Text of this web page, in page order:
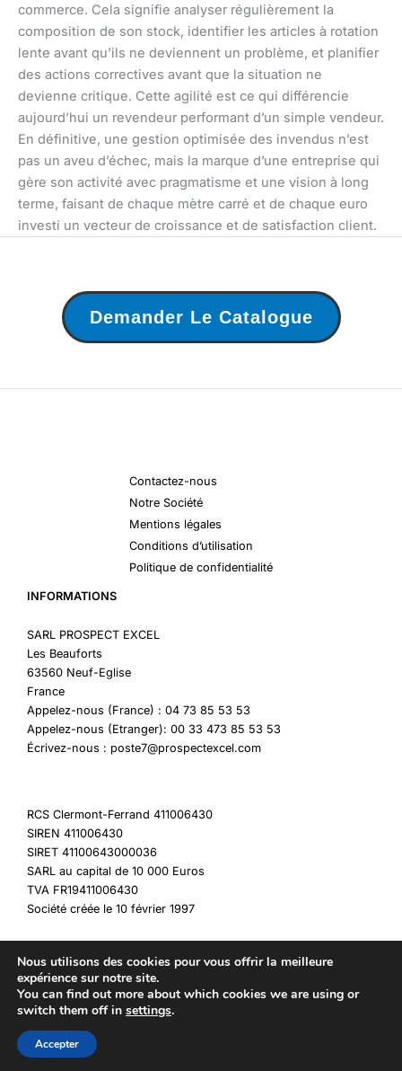
commerce. Cela signifie analyser régulièrement la
composition de son stock, identifier les articles à rotation
lente avant qu’ils ne deviennent un problème, et planifier
des actions correctives avant que la situation ne
devienne critique. Cette agilité est ce qui différencie
aujourd’hui un revendeur performant d’un simple vendeur.
En définitive, une gestion optimisée des invendus n’est
pas un aveu d’échec, mais la marque d’une entreprise qui
gère son activité avec pragmatisme et une vision à long
terme, faisant de chaque mètre carré et de chaque euro
investi un vecteur de croissance et de satisfaction client.
Demander Le Catalogue
Contactez-nous
Notre Société
Mentions légales
Conditions d’utilisation
Politique de confidentialité
INFORMATIONS
SARL PROSPECT EXCEL
Les Beauforts
63560 Neuf-Eglise
France
Appelez-nous (France) : 04 73 85 53 53
Appelez-nous (Etranger): 00 33 473 85 53 53
Écrivez-nous : poste7@prospectexcel.com
RCS Clermont-Ferrand 411006430
SIREN 411006430
SIRET 41100643000036
SARL au capital de 10 000 Euros
TVA FR19411006430
Société créée le 10 février 1997
Copyright © 2026 My Destockage
Nous utilisons des cookies pour vous offrir la meilleure
expérience sur notre site.
You can find out more about which cookies we are using or
switch them off in settings.
Accepter